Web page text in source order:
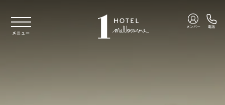
メニュー
メンバー 電話